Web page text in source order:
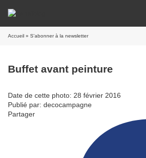
Accueil » S'abonner à la newsletter
Buffet avant peinture
Date de cette photo: 28 février 2016
Publié par: decocampagne
Partager